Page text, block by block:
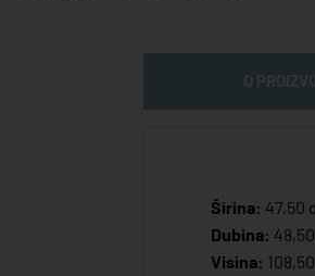
Širina: 47,50
Dubina:
Visina: